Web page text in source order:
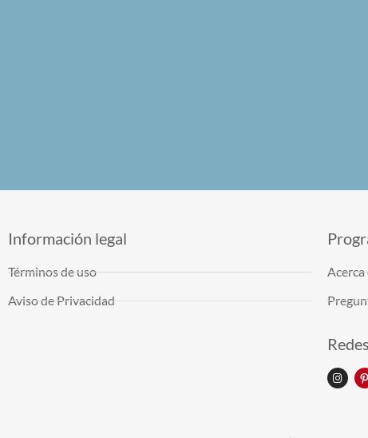
Información legal
Términos de uso
Aviso de Privacidad